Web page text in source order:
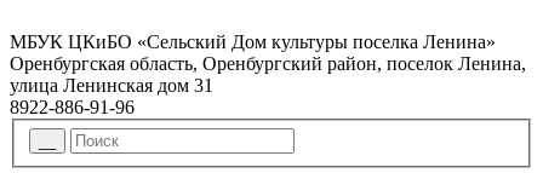
МБУК ЦКиБО «Сельский Дом культуры поселка Ленина»
Оренбургская область, Оренбургский район, поселок Ленина,
улица Ленинская дом 31
8922-886-91-96